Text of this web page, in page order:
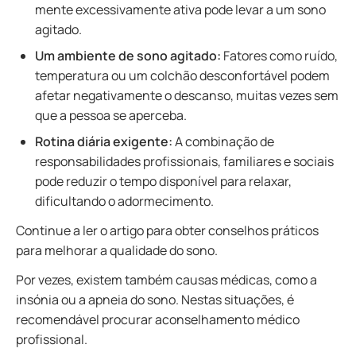
mente excessivamente ativa pode levar a um sono
agitado.
Um ambiente de sono agitado: Fatores como ruído,
temperatura ou um colchão desconfortável podem
afetar negativamente o descanso, muitas vezes sem
que a pessoa se aperceba.
Rotina diária exigente:A combinação de
responsabilidades profissionais, familiares e sociais
pode reduzir o tempo disponível para relaxar,
dificultando o adormecimento.
Continue a ler o artigo para obter conselhos práticos
para melhorar a qualidade do sono.
Por vezes, existem também causas médicas, como a
insónia ou a apneia do sono. Nestas situações, é
recomendável procurar aconselhamento médico
profissional.